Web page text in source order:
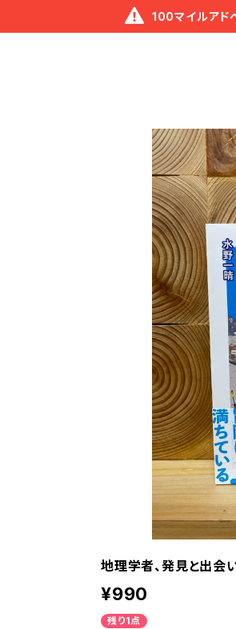
100マイルアド
地理学者、発見と出会
¥990
残り1点